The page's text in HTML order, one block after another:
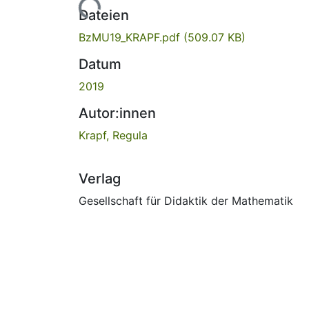
Lade...
Dateien
BzMU19_KRAPF.pdf (509.07 KB)
Datum
2019
Autor:innen
Krapf, Regula
Verlag
Gesellschaft für Didaktik der Mathematik